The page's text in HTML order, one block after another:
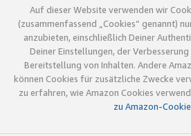
Auf dieser Website verwenden wir
(zusammenfassend „Cookies“ genannt)
anzubieten, einschließlich Deiner
Deiner Einstellungen, der
Bereitstellung von Inhalten. Andere
können Cookies für zusätzliche Zwecke
zu erfahren, wie Amazon Cookies
zu Amazon-